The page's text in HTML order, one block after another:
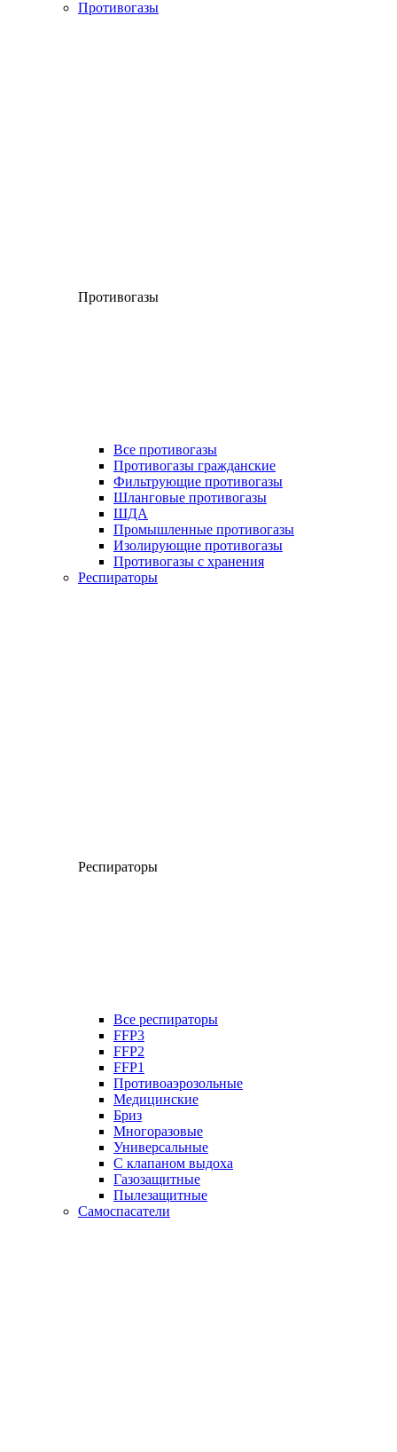
Противогазы
Противогазы
Все противогазы
Противогазы гражданские
Фильтрующие противогазы
Шланговые противогазы
ШДА
Промышленные противогазы
Изолирующие противогазы
Противогазы с хранения
Респираторы
Респираторы
Все респираторы
FFP3
FFP2
FFP1
Противоаэрозольные
Медицинские
Бриз
Многоразовые
Универсальные
С клапаном выдоха
Газозащитные
Пылезащитные
Самоспасатели